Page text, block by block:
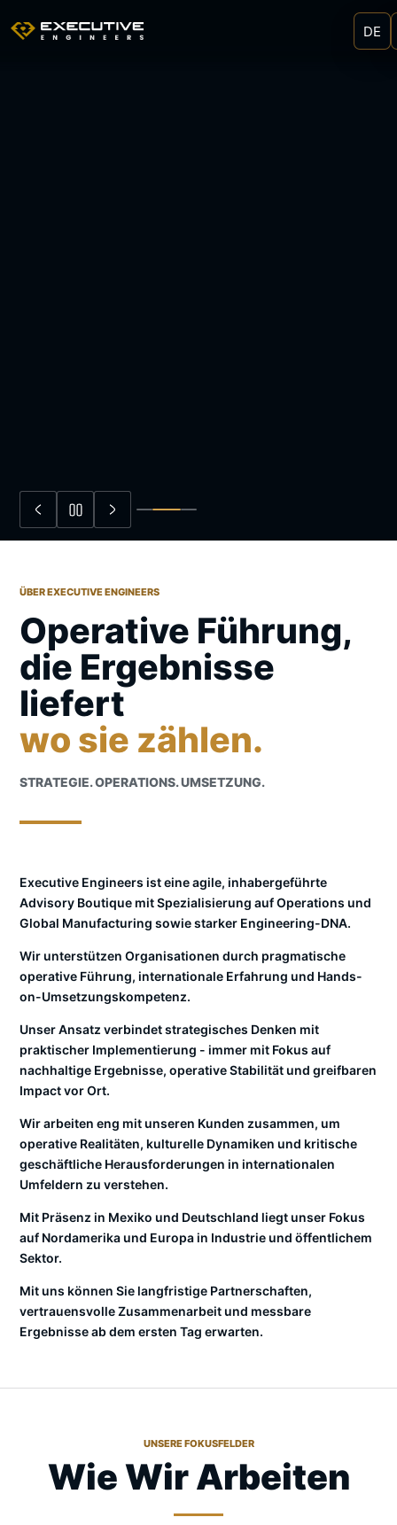
DE
ÜBER EXECUTIVE ENGINEERS
Operative Führung,
die Ergebnisse
liefert
wo sie zählen.
STRATEGIE. OPERATIONS. UMSETZUNG.
Executive Engineers ist eine agile, inhabergeführte
Advisory Boutique mit Spezialisierung auf Operations und
Global Manufacturing sowie starker Engineering-DNA.
Wir unterstützen Organisationen durch pragmatische
operative Führung, internationale Erfahrung und Hands-
on-Umsetzungskompetenz.
Unser Ansatz verbindet strategisches Denken mit
praktischer Implementierung - immer mit Fokus auf
nachhaltige Ergebnisse, operative Stabilität und greifbaren
Impact vor Ort.
Wir arbeiten eng mit unseren Kunden zusammen, um
operative Realitäten, kulturelle Dynamiken und kritische
geschäftliche Herausforderungen in internationalen
Umfeldern zu verstehen.
Mit Präsenz in Mexiko und Deutschland liegt unser Fokus
auf Nordamerika und Europa in Industrie und öffentlichem
Sektor.
Mit uns können Sie langfristige Partnerschaften,
vertrauensvolle Zusammenarbeit und messbare
Ergebnisse ab dem ersten Tag erwarten.
UNSERE FOKUSFELDER
Wie Wir Arbeiten